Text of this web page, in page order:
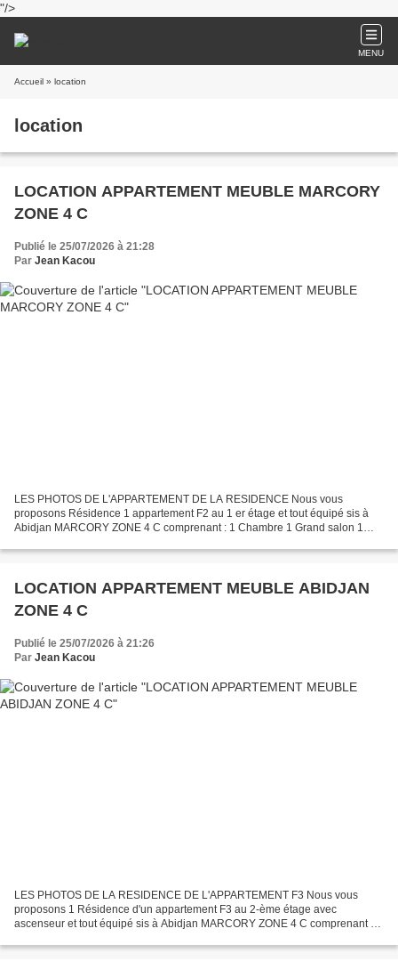
"/>
MENU
Accueil » location
location
LOCATION APPARTEMENT MEUBLE MARCORY
ZONE 4 C
Publié le 25/07/2026 à 21:28
Par Jean Kacou
LES PHOTOS DE L'APPARTEMENT DE LA RESIDENCE Nous vous
proposons Résidence 1 appartement F2 au 1 er étage et tout équipé sis à
Abidjan MARCORY ZONE 4 C comprenant : 1 Chambre 1 Grand salon 1
LOCATION APPARTEMENT MEUBLE ABIDJAN
ZONE 4 C
Publié le 25/07/2026 à 21:26
Par Jean Kacou
LES PHOTOS DE LA RESIDENCE DE L'APPARTEMENT F3 Nous vous
proposons 1 Résidence d'un appartement F3 au 2-ème étage avec
ascenseur et tout équipé sis à Abidjan MARCORY ZONE 4 C comprenant 2